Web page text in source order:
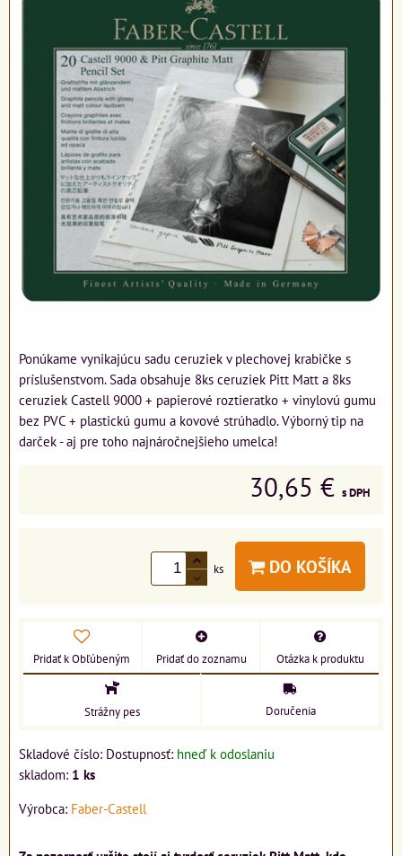
Ponúkame vynikajúcu sadu ceruziek v plechovej krabičke s
príslušenstvom. Sada obsahuje 8ks ceruziek Pitt Matt a 8ks
ceruziek Castell 9000 + papierové roztieratko + vinylovú gumu
bez PVC + plastickú gumu a kovové strúhadlo. Výborný tip na
darček - aj pre toho najnáročnejšieho umelca!
30,65 € s DPH
ks DO KOŠÍKA
Pridať k Obľúbeným Pridať do zoznamu Otázka k produktu
Strážny pes Doručenia
Skladové číslo: Dostupnosť: hneď k odoslaniu
skladom: 1 ks
Výrobca: Faber-Castell